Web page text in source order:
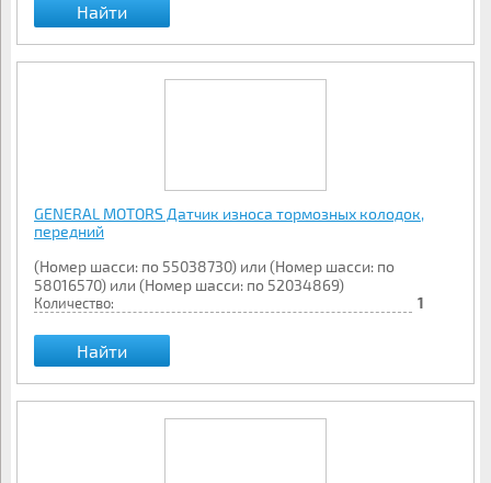
Найти
GENERAL MOTORS Датчик износа тормозных колодок,
передний
(Номер шасси: по 55038730) или (Номер шасси: по
58016570) или (Номер шасси: по 52034869)
Количество: 1
Найти